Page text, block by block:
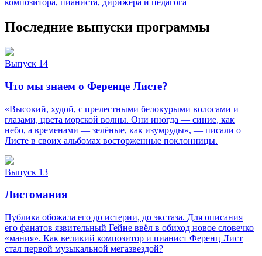
композитора, пианиста, дирижёра и педагога
Последние выпуски программы
Выпуск 14
Что мы знаем о Ференце Листе?
«Высокий, худой, с прелестными белокурыми волосами и
глазами, цвета морской волны. Они иногда — синие, как
небо, а временами — зелёные, как изумруды», — писали о
Листе в своих альбомах восторженные поклонницы.
Выпуск 13
Листомания
Публика обожала его до истерии, до экстаза. Для описания
его фанатов язвительный Гейне ввёл в обиход новое словечко
«мания». Как великий композитор и пианист Ференц Лист
стал первой музыкальной мегазвездой?